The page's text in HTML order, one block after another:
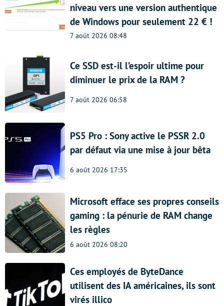
niveau vers une version authentique
de Windows pour seulement 22 € !
7 août 2026 08:48
Ce SSD est-il l’espoir ultime pour
diminuer le prix de la RAM ?
7 août 2026 06:58
PS5 Pro : Sony active le PSSR 2.0
par défaut via une mise à jour bêta
6 août 2026 17:35
Microsoft efface ses propres conseils
gaming : la pénurie de RAM change
les règles
6 août 2026 08:20
Ces employés de ByteDance
utilisent des IA américaines, ils sont
virés illico